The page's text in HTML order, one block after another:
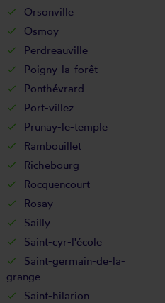
Orsonville
Osmoy
Perdreauville
Poigny-la-forêt
Ponthévrard
Port-villez
Prunay-le-temple
Rambouillet
Richebourg
Rocquencourt
Rosay
Sailly
Saint-cyr-l'école
Saint-germain-de-la-
grange
Saint-hilarion